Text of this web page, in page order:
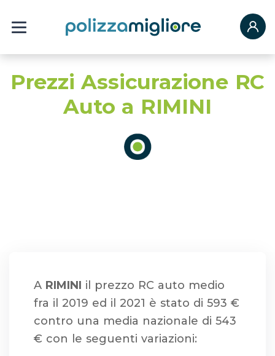
Prezzi Assicurazione RC
Auto a RIMINI
A RIMINI il prezzo RC auto medio
fra il 2019 ed il 2021 è stato di 593 €
contro una media nazionale di 543
€ con le seguenti variazioni: